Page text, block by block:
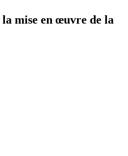
mise en œuvre de la